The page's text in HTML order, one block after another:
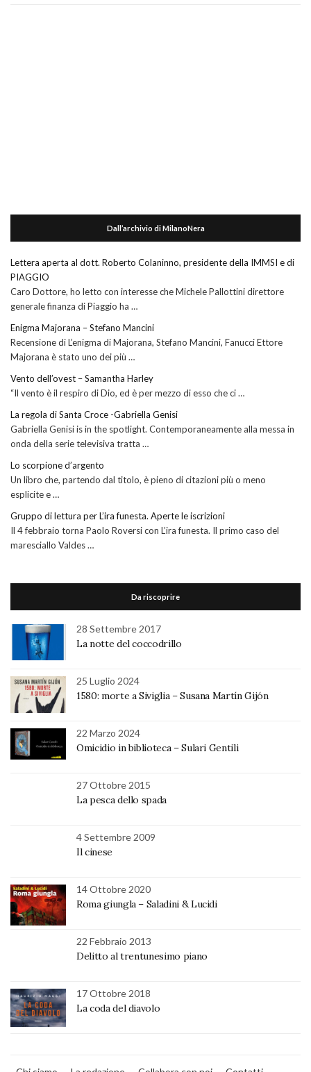
Dall’archivio di MilanoNera
Lettera aperta al dott. Roberto Colaninno, presidente della IMMSI e di
PIAGGIO
Caro Dottore, ho letto con interesse che Michele Pallottini direttore
generale finanza di Piaggio ha …
Enigma Majorana – Stefano Mancini
Recensione di L’enigma di Majorana, Stefano Mancini, Fanucci Ettore
Majorana è stato uno dei più …
Vento dell’ovest – Samantha Harley
“Il vento è il respiro di Dio, ed è per mezzo di esso che ci …
La regola di Santa Croce -Gabriella Genisi
Gabriella Genisi is in the spotlight. Contemporaneamente alla messa in
onda della serie televisiva tratta …
Lo scorpione d’argento
Un libro che, partendo dal titolo, è pieno di citazioni più o meno
esplicite e …
Gruppo di lettura per L’ira funesta. Aperte le iscrizioni
Il 4 febbraio torna Paolo Roversi con L’ira funesta. Il primo caso del
maresciallo Valdes …
Da riscoprire
28 Settembre 2017
La notte del coccodrillo
25 Luglio 2024
1580: morte a Siviglia – Susana Martín Gijón
22 Marzo 2024
Omicidio in biblioteca – Sulari Gentili
27 Ottobre 2015
La pesca dello spada
4 Settembre 2009
Il cinese
14 Ottobre 2020
Roma giungla – Saladini & Lucidi
22 Febbraio 2013
Delitto al trentunesimo piano
17 Ottobre 2018
La coda del diavolo